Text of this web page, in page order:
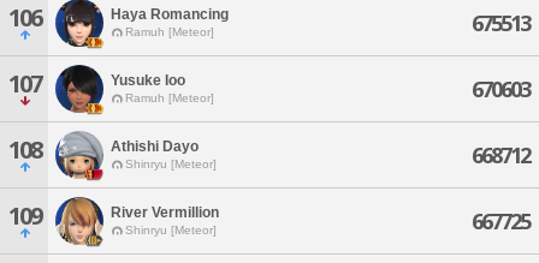
106 Haya Romancing
Ramuh [Meteor] 675513
107 Yusuke Ioo
Ramuh [Meteor] 670603
108 Athishi Dayo
Shinryu [Meteor] 668712
109 River Vermillion
Shinryu [Meteor] 667725